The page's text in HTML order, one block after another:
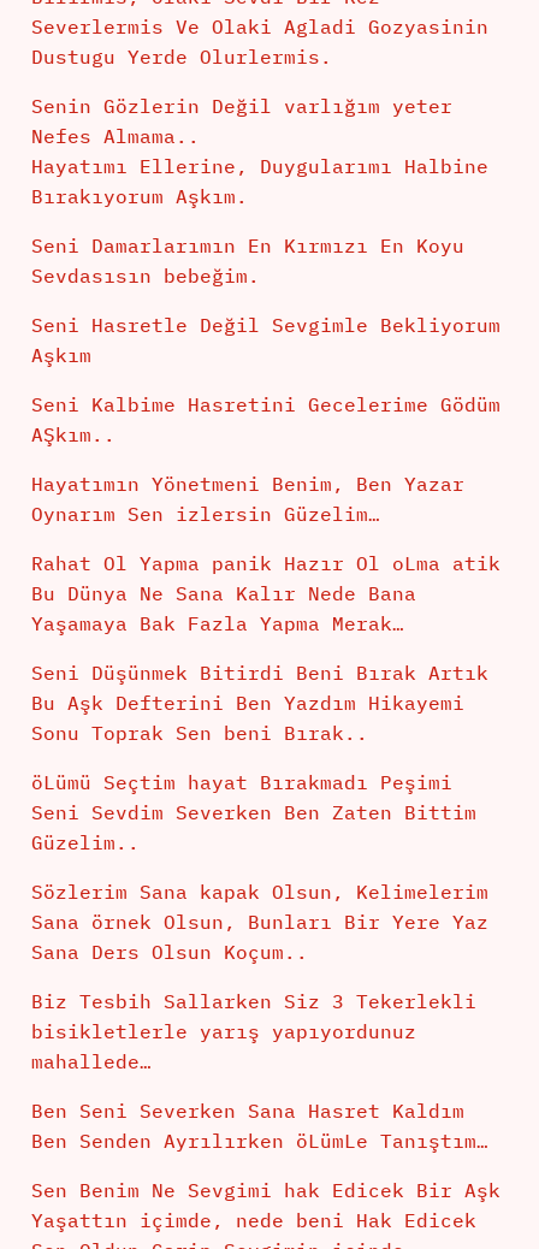
Severlermis Ve Olaki Agladi Gozyasinin
Dustugu Yerde Olurlermis.
Senin Gözlerin Değil varlığım yeter
Nefes Almama..
Hayatımı Ellerine, Duygularımı Halbine
Bırakıyorum Aşkım.
Seni Damarlarımın En Kırmızı En Koyu
Sevdasısın bebeğim.
Seni Hasretle Değil Sevgimle Bekliyorum
Aşkım
Seni Kalbime Hasretini Gecelerime Gödüm
AŞkım..
Hayatımın Yönetmeni Benim, Ben Yazar
Oynarım Sen izlersin Güzelim…
Rahat Ol Yapma panik Hazır Ol oLma atik
Bu Dünya Ne Sana Kalır Nede Bana
Yaşamaya Bak Fazla Yapma Merak…
Seni Düşünmek Bitirdi Beni Bırak Artık
Bu Aşk Defterini Ben Yazdım Hikayemi
Sonu Toprak Sen beni Bırak..
öLümü Seçtim hayat Bırakmadı Peşimi
Seni Sevdim Severken Ben Zaten Bittim
Güzelim..
Sözlerim Sana kapak Olsun, Kelimelerim
Sana örnek Olsun, Bunları Bir Yere Yaz
Sana Ders Olsun Koçum..
Biz Tesbih Sallarken Siz 3 Tekerlekli
bisikletlerle yarış yapıyordunuz
mahallede…
Ben Seni Severken Sana Hasret Kaldım
Ben Senden Ayrılırken öLümLe Tanıştım…
Sen Benim Ne Sevgimi hak Edicek Bir Aşk
Yaşattın içimde, nede beni Hak Edicek